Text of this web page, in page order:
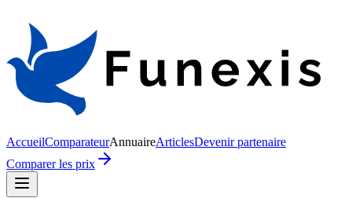
AccueilComparateurAnnuaireArticlesDevenir partenaire
Comparer les prix